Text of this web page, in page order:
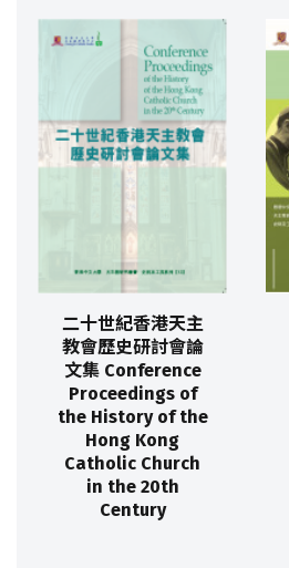
二十世紀香港天主
教會歷史研討會論
文集 Conference
Proceedings of
the History of the
Hong Kong
Catholic Church
in the 20th
Century